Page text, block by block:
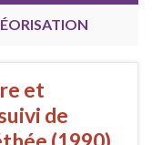
et
de